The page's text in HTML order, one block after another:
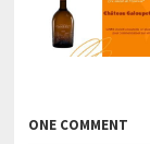
ONE COMMENT